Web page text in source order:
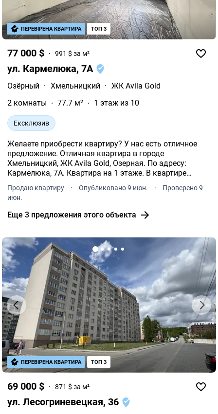
77 000 $ 991 $ за м²
ул. Кармелюка, 7А
Озёрный · Хмельницкий · ЖК Avila Gold
2 комнаты
77.7 м² 1 этаж из 10
Ексклюзив
Желаете приобрести квартиру? У нас есть отличное
предложение. Отличная квартира в городе
Хмельницкий, ЖК Avila Gold, Озерная. По адресу:
Кармелюка, 7А. Квартира на 1 этаже. В квартире
индивидуальное отопление. Индивидуальные
счетчики: газ, вода, электричество. Котел на горячую
воду.
Продаю квартиру · Опубликовано 9 июн. ·
Проверено 9
июн.
Еще 3 предложения этого объекта
ПЕРЕВІРЕНА КВАРТИРА ТОП 3
69 000 $ 871 $ за м²
ул. Лесогриневецкая, 36
ПЕРЕВІРЕНА КВАРТИРА ТОП 3